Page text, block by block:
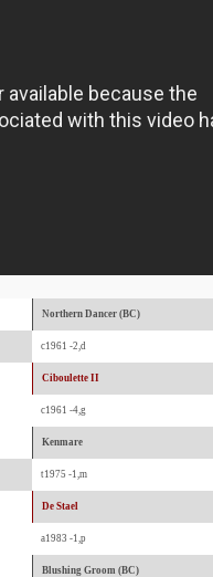
Northern Dancer (BC)
c1961 -2,d
Ciboulette II
c1961 -4,g
Kenmare
t1975 -1,m
De Stael
a1983 -1,p
Blushing Groom (BC)